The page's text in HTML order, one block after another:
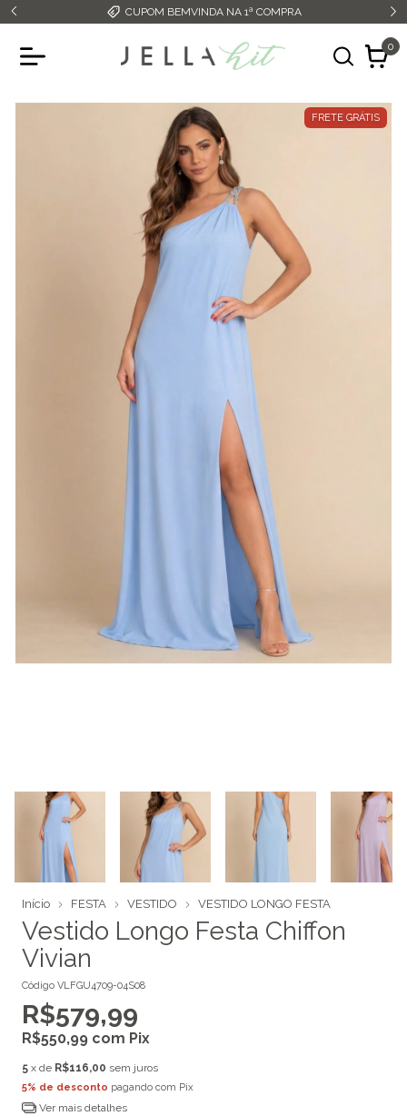
CUPOM BEMVINDA NA 1ª COMPRA
0
FRETE GRÁTIS
Início FESTA VESTIDO VESTIDO LONGO FESTA
Vestido Longo Festa Chiffon
Vivian
Código VLFGU4709-04S08
R$579,99
R$550,99 com Pix
5 x de R$116,00 sem juros
5% de desconto pagando com Pix
Ver mais detalhes